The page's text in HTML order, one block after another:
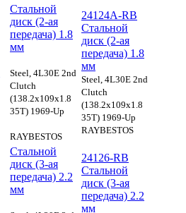
Стальной
диск (2-ая
передача) 1.8
мм
Steel, 4L30E 2nd
Clutch
(138.2x109x1.8
35T) 1969-Up
RAYBESTOS
24124A-RB
Стальной
диск (2-ая
передача) 1.8
мм
Steel, 4L30E 2nd
Clutch
(138.2x109x1.8
35T) 1969-Up
RAYBESTOS
Стальной
диск (3-ая
передача) 2.2
мм
24126-RB
Стальной
диск (3-ая
передача) 2.2
мм